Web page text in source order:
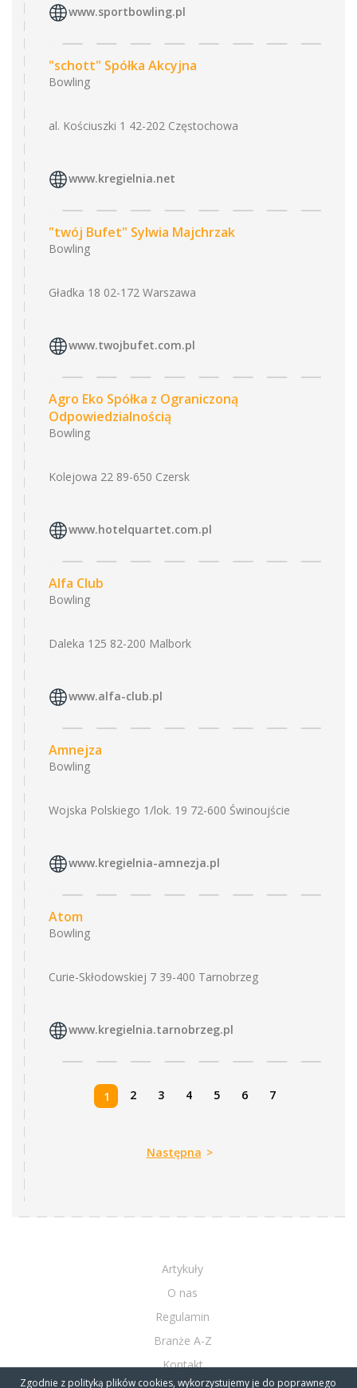
Zgodnie z polityką plików cookies, wykorzystujemy je do poprawnego
www.sportbowling.pl
"schott" Spółka Akcyjna
Bowling
al. Kościuszki 1 42-202 Częstochowa
www.kregielnia.net
"twój Bufet" Sylwia Majchrzak
Bowling
Gładka 18 02-172 Warszawa
www.twojbufet.com.pl
Agro Eko Spółka z Ograniczoną
Odpowiedzialnością
Bowling
Kolejowa 22 89-650 Czersk
www.hotelquartet.com.pl
Alfa Club
Bowling
Daleka 125 82-200 Malbork
www.alfa-club.pl
Amnejza
Bowling
Wojska Polskiego 1/lok. 19 72-600 Świnoujście
www.kregielnia-amnezja.pl
Atom
Bowling
Curie-Skłodowskiej 7 39-400 Tarnobrzeg
www.kregielnia.tarnobrzeg.pl
1 2 3 4 5 6 7
Następna >
Artykuły
O nas
Regulamin
Branże A-Z
Kontakt